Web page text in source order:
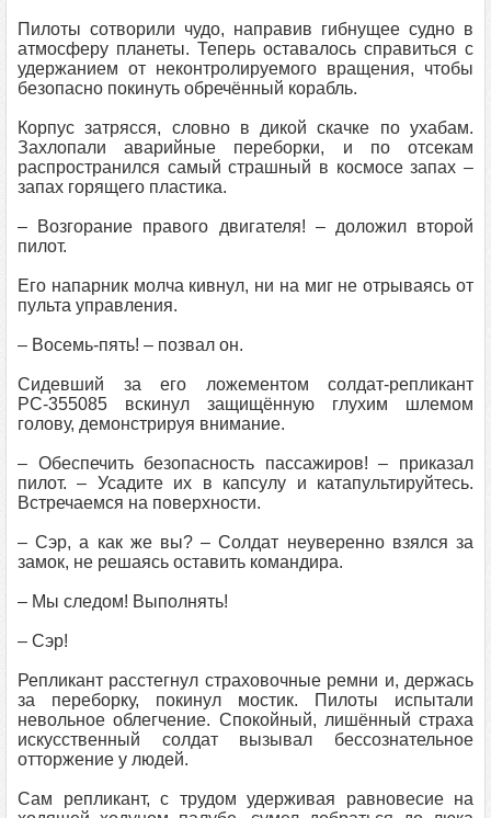
Пилоты сотворили чудо, направив гибнущее судно в
атмосферу планеты. Теперь оставалось справиться с
удержанием от неконтролируемого вращения, чтобы
безопасно покинуть обречённый корабль.
Корпус затрясся, словно в дикой скачке по ухабам.
Захлопали аварийные переборки, и по отсекам
распространился самый страшный в космосе запах –
запах горящего пластика.
– Возгорание правого двигателя! – доложил второй
пилот.
Его напарник молча кивнул, ни на миг не отрываясь от
пульта управления.
– Восемь-пять! – позвал он.
Сидевший за его ложементом солдат-репликант
РС-355085 вскинул защищённую глухим шлемом
голову, демонстрируя внимание.
– Обеспечить безопасность пассажиров! – приказал
пилот. – Усадите их в капсулу и катапультируйтесь.
Встречаемся на поверхности.
– Сэр, а как же вы? – Солдат неуверенно взялся за
замок, не решаясь оставить командира.
– Мы следом! Выполнять!
– Сэр!
Репликант расстегнул страховочные ремни и, держась
за переборку, покинул мостик. Пилоты испытали
невольное облегчение. Спокойный, лишённый страха
искусственный солдат вызывал бессознательное
отторжение у людей.
Сам репликант, с трудом удерживая равновесие на